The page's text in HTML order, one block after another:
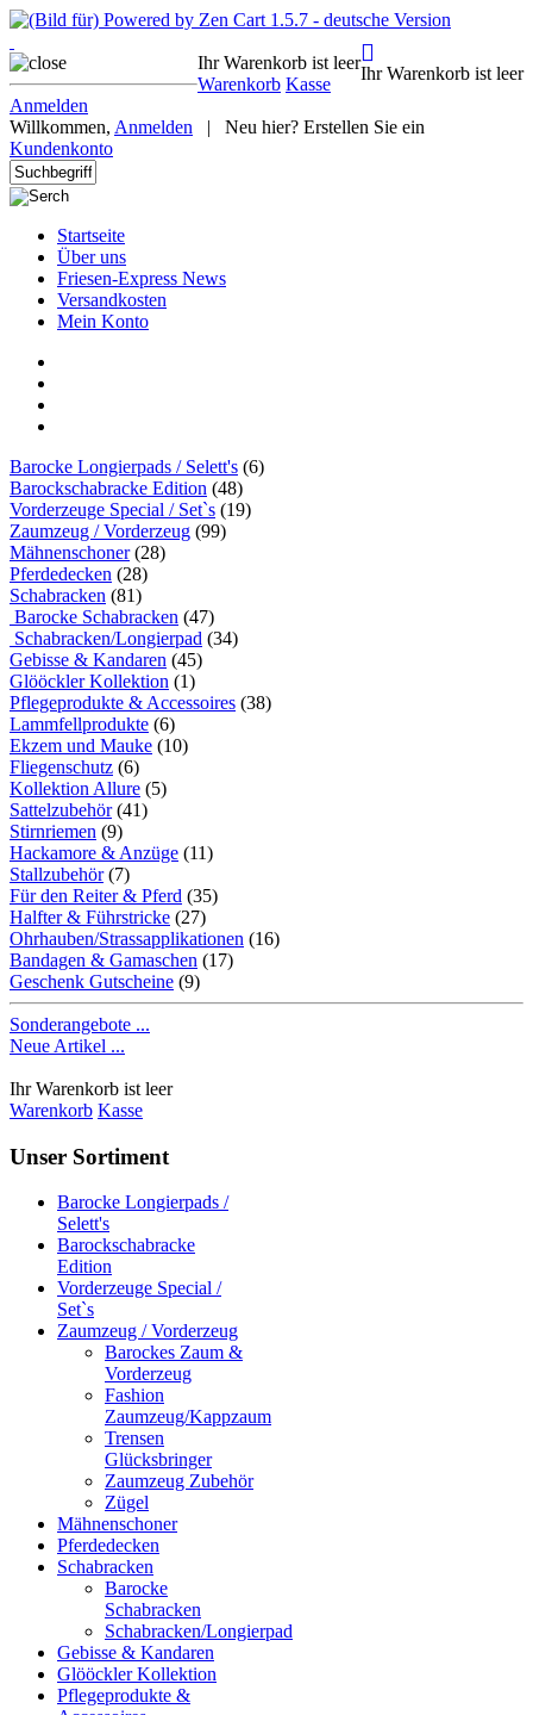
Ihr Warenkorb ist leer
Warenkorb Kasse
Ihr Warenkorb ist leer
Anmelden
Willkommen, Anmelden |
Neu hier? Erstellen Sie ein
Kundenkonto
Startseite
Über uns
Friesen-Express News
Versandkosten
Mein Konto
Barocke Longierpads / Selett's (6)
Barockschabracke Edition (48)
Vorderzeuge Special / Set`s (19)
Zaumzeug / Vorderzeug (99)
Mähnenschoner(28)
Pferdedecken (28)
Schabracken (81)
Barocke Schabracken (47)
Schabracken/Longierpad (34)
Gebisse & Kandaren (45)
Glööckler Kollektion (1)
Pflegeprodukte & Accessoires (38)
Lammfellprodukte (6)
Ekzem und Mauke (10)
Fliegenschutz (6)
Kollektion Allure (5)
Sattelzubehör(41)
Stirnriemen (9)
Hackamore & Anzüge (11)
Stallzubehör(7)
Für den Reiter & Pferd (35)
Halfter & Führstricke (27)
Ohrhauben/Strassapplikationen (16)
Bandagen & Gamaschen (17)
Geschenk Gutscheine (9)
Sonderangebote ...
Neue Artikel ...
Ihr Warenkorb ist leer
Warenkorb Kasse
Unser Sortiment
Barocke Longierpads /
Selett's
Barockschabracke
Edition
Vorderzeuge Special /
Set`s
Zaumzeug / Vorderzeug
Barockes Zaum &
Vorderzeug
Fashion
Zaumzeug/Kappzaum
Trensen
Glücksbringer
Zaumzeug Zubehör
Zügel
Mähnenschoner
Pferdedecken
Schabracken
Barocke
Schabracken
Schabracken/Longierpad
Gebisse & Kandaren
Glööckler Kollektion
Pflegeprodukte &